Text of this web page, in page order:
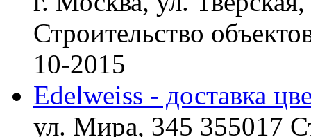
Строительство
10-2015
Edelweiss - доставка
ул. Мира, 345 355017